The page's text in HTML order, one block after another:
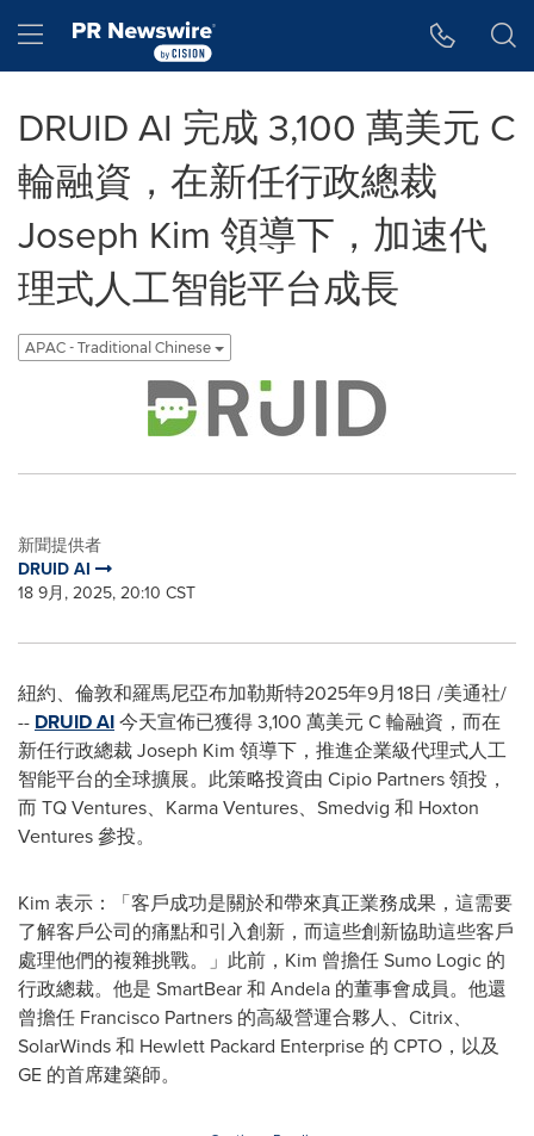
Hamburger menu
DRUID AI 完成 3,100 萬美元 C
輪融資，在新任行政總裁
Joseph Kim 領導下，加速代
理式人工智能平台成長
APAC - Traditional Chinese
新聞提供者
DRUID AI
18 9月, 2025, 20:10 CST
紐約、倫敦和羅馬尼亞布加勒斯特2025年9月18日 /美通社/
-- DRUID AI今天宣佈已獲得 3,100 萬美元 C 輪融資，而在
新任行政總裁Joseph Kim 領導下，推進企業級代理式人工
智能平台的全球擴展。此策略投資由 Cipio Partners 領投，
而 TQ Ventures、Karma Ventures、Smedvig 和 Hoxton
Ventures 參投。
Kim 表示：「客戶成功是關於和帶來真正業務成果，這需要
了解客戶公司的痛點和引入創新，而這些創新協助這些客戶
處理他們的複雜挑戰。」此前，Kim 曾擔任 Sumo Logic 的
行政總裁。他是 SmartBear 和 Andela 的董事會成員。他還
曾擔任 Francisco Partners 的高級營運合夥人、Citrix、
SolarWinds 和 Hewlett Packard Enterprise 的 CPTO，以及
GE 的首席建築師。